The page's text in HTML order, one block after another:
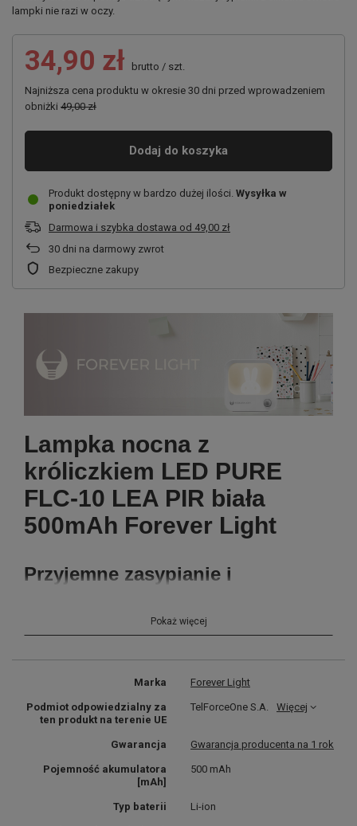
lampki nie razi w oczy.
34,90 zł brutto / szt.
Najniższa cena produktu w okresie 30 dni przed wprowadzeniem
obniżki 49,00 zł
Dodaj do koszyka
Produkt dostępny w bardzo dużej ilości Wysyłka w
poniedziałek
Darmowa i szybka dostawa od 49,00 zł
30 dni na darmowy zwrot
Bezpieczne zakupy
Lampka nocna z
króliczkiem LED PURE
FLC-10 LEA PIR biała
500mAh Forever Light
Przyjemne zasypianie i
pomieszczeniach po zmroku.
Urocza lamka nocna ze
świecącym, silikonowym
króliczkiem to świetny akcent w
pokoju dziecięcym i każdej
sypialni. Delikatne światło lampki
nie razi w oczy, a króliczek doda
otuchy bojącym się ciemności
Pokaż więcej
Marka Forever Light
Podmiot odpowiedzialny za
ten produkt na terenie UE
TelForceOne S.A. Więcej
Gwarancja Gwarancja producenta na 1 rok
Pojemność akumulatora
[mAh]
500 mAh
Typ baterii Li-ion